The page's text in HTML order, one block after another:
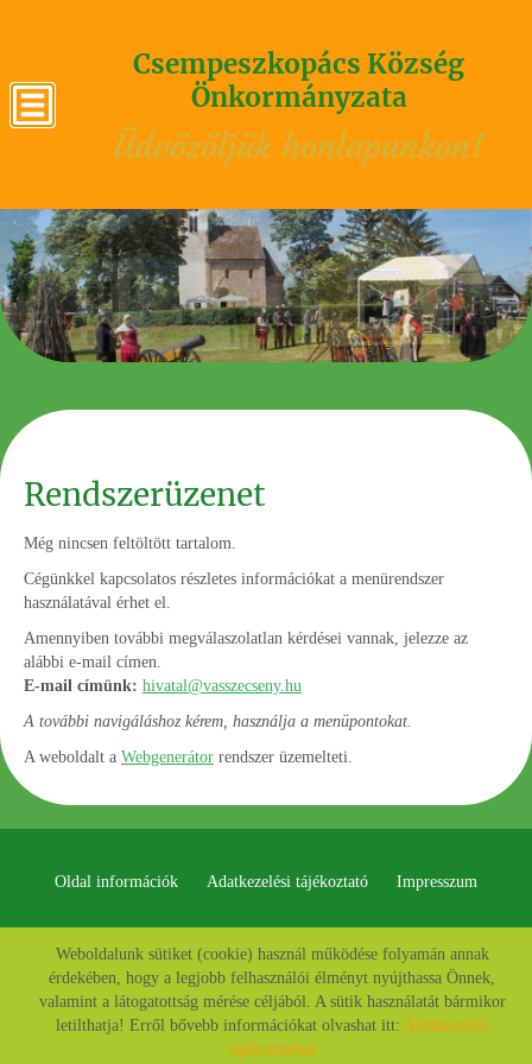
Csempeszkopács Község
Önkormányzata
Üdvözöljük honlapunkon!
Rendszerüzenet
Még nincsen feltöltött tartalom.
Cégünkkel kapcsolatos részletes információkat a menürendszer
használatával érhet el.
Amennyiben további megválaszolatlan kérdései vannak, jelezze az
alábbi e-mail címen.
E-mail címünk: hivatal@vasszecseny.hu
A további navigáláshoz kérem, használja a menüpontokat.
A weboldalt a Webgenerátor rendszer üzemelteti.
Oldal információk Adatkezelési tájékoztató Impresszum
Weboldalunk sütiket (cookie) használ működése folyamán annak
érdekében, hogy a legjobb felhasználói élményt nyújthassa Önnek,
valamint a látogatottság mérése céljából. A sütik használatát bármikor
letilthatja! Erről bővebb információkat olvashat itt: Adatkezelési
tájékoztatónk